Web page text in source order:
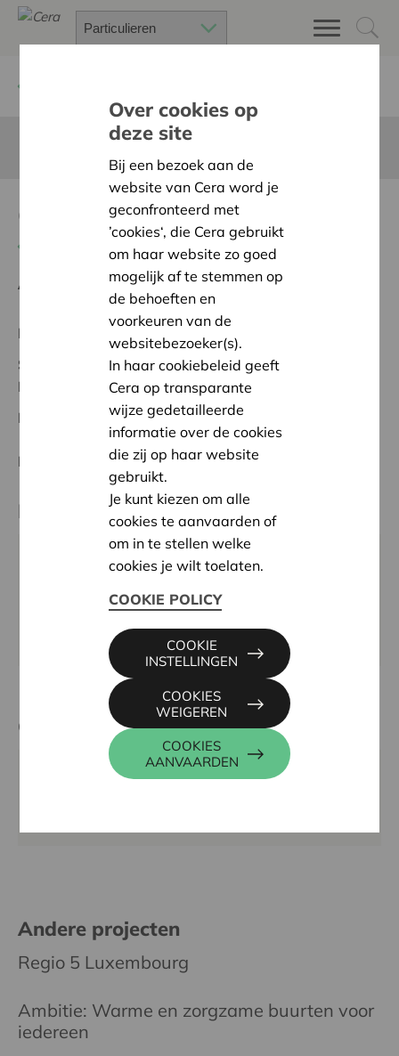
Computer Project
Terug naar overzicht
Ambitie: Warme en zorgzame buurten voor iedereen
Regionaal Project
Status:
In onderzoek
Luxembourg
Datum:
04/06/2026
Beslissing: In aanvraag
Partner
Maison de Jeunes Lib'inspire, Quartier Latin 7, 6890
libinspire@libin.be
https://www.libinspire.com/
Contactpersoon
CHRISTOPHE KEVELAER
Andere projecten
Regio 5 Luxembourg
Ambitie: Warme en zorgzame buurten voor
iedereen
Over cookies op
deze site
Bij een bezoek aan de
website van Cera word je
geconfronteerd met
’cookies‘, die Cera gebruikt
om haar website zo goed
mogelijk af te stemmen op
de behoeften en
voorkeuren van de
websitebezoeker(s).
In haar cookiebeleid geeft
Cera op transparante
wijze gedetailleerde
informatie over de cookies
die zij op haar website
gebruikt.
Je kunt kiezen om alle
cookies te aanvaarden of
om in te stellen welke
cookies je wilt toelaten.
COOKIE POLICY
COOKIES
AANVAARDEN
COOKIES
WEIGEREN
COOKIE
INSTELLINGEN